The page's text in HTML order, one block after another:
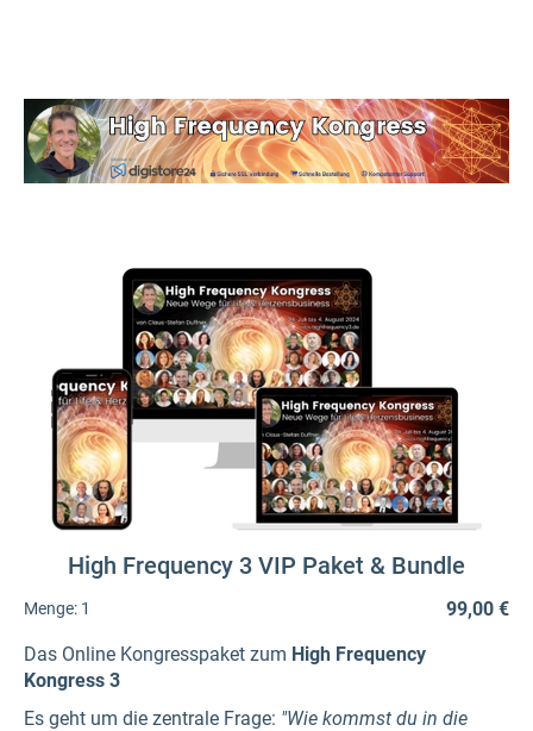
High Frequency 3 VIP Paket & Bundle
Menge: 1
99,00 €
Das Online Kongresspaket zum High Frequency
Kongress 3
Es geht um die zentrale Frage: "Wie kommst du in die